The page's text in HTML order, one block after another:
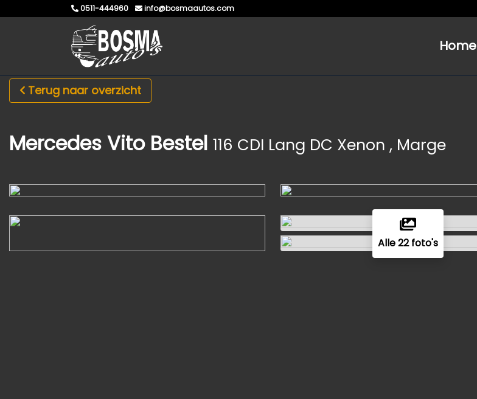
0511-444960 info@bosmaautos.com
Home
Terug naar overzicht
Mercedes Vito Bestel 116 CDI Lang DC Xenon , Marge
Alle 22 foto's